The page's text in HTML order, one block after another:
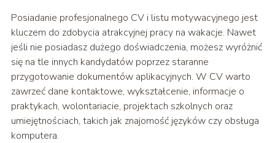
Posiadanie profesjonalnego CV i listu motywacyjnego jest
kluczem do zdobycia atrakcyjnej pracy na wakacje. Nawet
jeśli nie posiadasz dużego doświadczenia, możesz wyróżnić
się na tle innych kandydatów poprzez staranne
przygotowanie dokumentów aplikacyjnych. W CV warto
zawrzeć dane kontaktowe, wykształcenie, informacje o
praktykach, wolontariacie, projektach szkolnych oraz
umiejętnościach, takich jak znajomość języków czy obsługa
komputera.